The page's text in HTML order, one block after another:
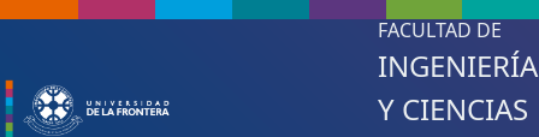
FACULTAD DE
INGENIERÍA
Y CIENCIAS